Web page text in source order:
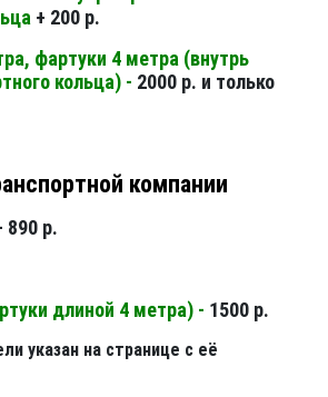
+ 200 р.
фартуки 4 метра (внутрь
кольца) - 2000 р. и только
компании
890 р.
длиной 4 метра) - 1500 р.
указан на странице с её